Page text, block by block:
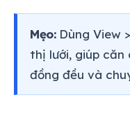
Mẹo:Dùng View
thị lưới, giúp căn
đồng đều và